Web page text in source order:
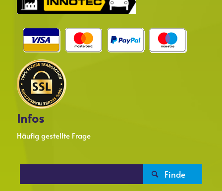
Infos
Häufig gestellte Frage
